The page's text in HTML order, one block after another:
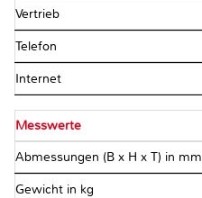
Vertrieb
Telefon
Internet
Messwerte
Abmessungen (B x H x T) in mm
Gewicht in kg